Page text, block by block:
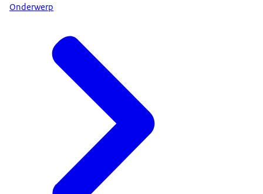
Onderwerp